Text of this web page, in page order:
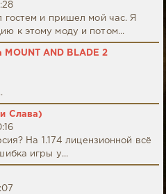
гостем и пришел мой час. Я
к этому моду и потом...
AND BLADE 2
Слава)
На 1.174 лицензионной всё
игры у...